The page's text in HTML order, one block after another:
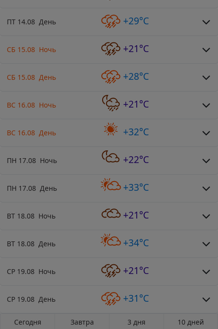
ПТ 14.08 День +29°C
СБ 15.08 Ночь +21°C
СБ 15.08 День +28°C
ВС 16.08 Ночь +21°C
ВС 16.08 День +32°C
ПН 17.08 Ночь +22°C
ПН 17.08 День +33°C
ВТ 18.08 Ночь +21°C
ВТ 18.08 День +34°C
СР 19.08 Ночь +21°C
СР 19.08 День +31°C
Сегодня Завтра 3 дня 10 дней